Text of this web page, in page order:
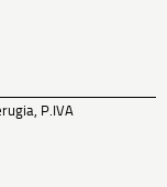
P.IVA